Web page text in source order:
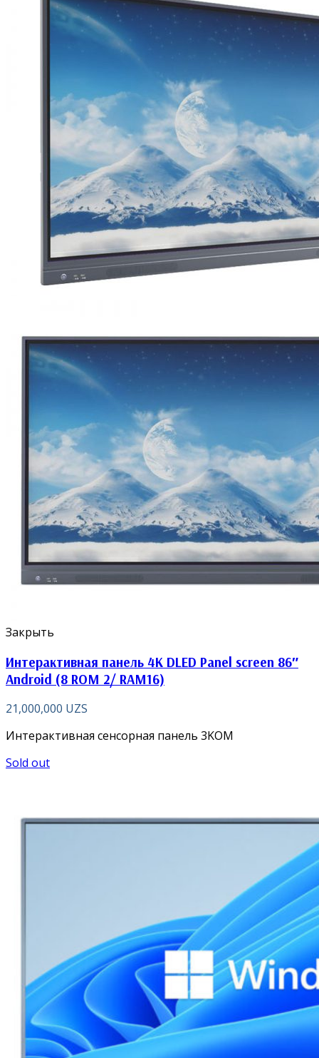
Закрыть
Интерактивная панель 4K DLED Panel screen 86″
Android (8 ROM 2/ RAM16)
21,000,000 UZS
Интерактивная сенсорная панель 3KOM
Sold out